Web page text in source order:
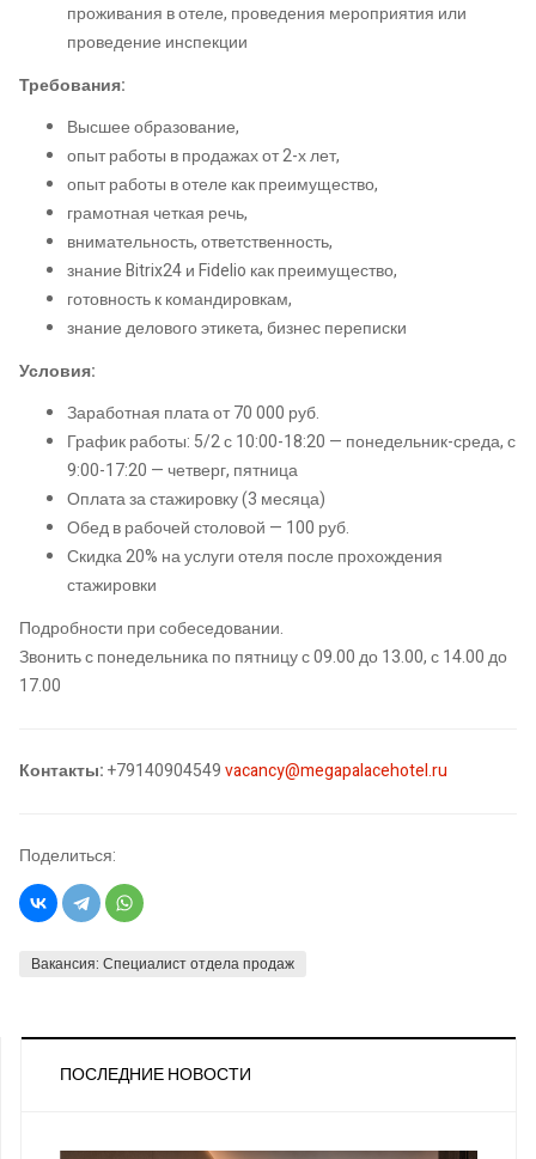
проживания в отеле, проведения мероприятия или
проведение инспекции
Требования:
Высшее образование,
опыт работы в продажах от 2-х лет,
опыт работы в отеле как преимущество,
грамотная четкая речь,
внимательность, ответственность,
знание Bitrix24 и Fidelio как преимущество,
готовность к командировкам,
знание делового этикета, бизнес переписки
Условия:
Заработная плата от 70 000 руб.
График работы: 5/2 с 10:00-18:20 — понедельник-среда, с
9:00-17:20 — четверг, пятница
Оплата за стажировку (3 месяца)
Обед в рабочей столовой — 100 руб.
Скидка 20% на услуги отеля после прохождения
стажировки
Подробности при собеседовании.
Звонить с понедельника по пятницу с 09.00 до 13.00, с 14.00 до
17.00
Контакты:+79140904549vacancy@megapalacehotel.ru
Поделиться:
Вакансия: Специалист отдела продаж
ПОСЛЕДНИЕ НОВОСТИ